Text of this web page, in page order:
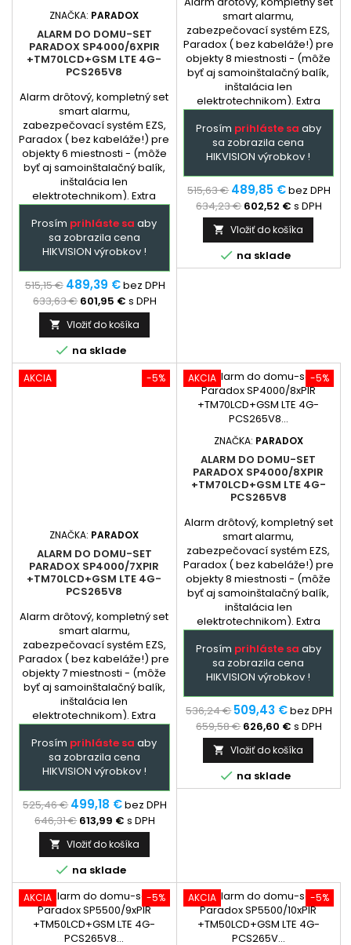
ZNAČKA: PARADOX
ALARM DO DOMU-SET
PARADOX SP4000/6XPIR
+TM70LCD+GSM LTE 4G-
PCS265V8
Alarm drôtový, kompletný set
smart alarmu,
zabezpečovací systém EZS,
Paradox ( bez kabeláže!) pre
objekty 6 miestnosti - (môže
byť aj samoinštalačný balík,
inštalácia len
elektrotechnikom). Extra
služba - podľa
dohody: dopredu
naprogramovaná ústredňa a
GSM + prehladný manual
hlavným prvkom
zabezpečovacieho systému
Paradox,...
Prosím prihláste sa aby
sa zobrazila cena
HIKVISION výrobkov !
515,15 € 489,39 €bez DPH
633,63 €601,95 € s DPH
 Vložiť do košíka
 na sklade
smart alarmu,
zabezpečovací systém EZS,
Paradox ( bez kabeláže!) pre
objekty 8 miestnosti - (môže
byť aj samoinštalačný balík,
inštalácia len
elektrotechnikom). Extra
služba - podľa
dohody: dopredu
naprogramovaná ústredňa a
GSM + prehladný manual
hlavným prvkom
zabezpečovacieho systému
Paradox,...
Prosím prihláste sa aby
sa zobrazila cena
HIKVISION výrobkov !
515,63 €489,85 €bez DPH
634,23 €602,52 € s DPH
 Vložiť do košíka
 na sklade
-5%
AKCIA
ZNAČKA: PARADOX
ALARM DO DOMU-SET
PARADOX SP4000/7XPIR
+TM70LCD+GSM LTE 4G-
PCS265V8
Alarm drôtový, kompletný set
smart alarmu,
zabezpečovací systém EZS,
Paradox ( bez kabeláže!) pre
objekty 7 miestnosti - (môže
byť aj samoinštalačný balík,
inštalácia len
elektrotechnikom). Extra
služba - podľa
dohody: dopredu
naprogramovaná ústredňa a
GSM + prehladný manual
hlavným prvkom
zabezpečovacieho systému
Paradox,...
Prosím prihláste sa aby
sa zobrazila cena
HIKVISION výrobkov !
525,46 €499,18 €bez DPH
646,31 €613,99 € s DPH
 Vložiť do košíka
 na sklade
-5%
AKCIA
ZNAČKA: PARADOX
ALARM DO DOMU-SET
PARADOX SP4000/8XPIR
+TM70LCD+GSM LTE 4G-
PCS265V8
Alarm drôtový, kompletný set
smart alarmu,
zabezpečovací systém EZS,
Paradox ( bez kabeláže!) pre
objekty 8 miestnosti - (môže
byť aj samoinštalačný balík,
inštalácia len
elektrotechnikom). Extra
služba - podľa
dohody: dopredu
naprogramovaná ústredňa a
GSM + prehladný manual
hlavným prvkom
zabezpečovacieho systému
Paradox,...
Prosím prihláste sa aby
sa zobrazila cena
HIKVISION výrobkov !
536,24 €509,43 €bez DPH
659,58 €626,60 € s DPH
 Vložiť do košíka
 na sklade
-5%
AKCIA -5%
AKCIA